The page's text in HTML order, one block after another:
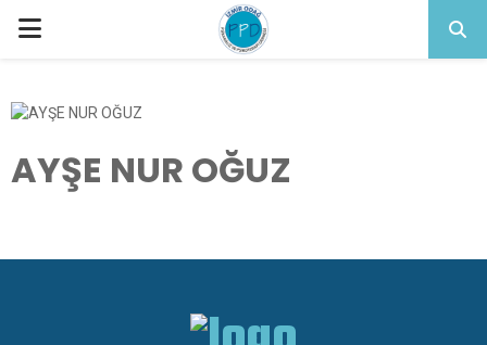
PRIMARY
AYŞE NUR OĞUZ